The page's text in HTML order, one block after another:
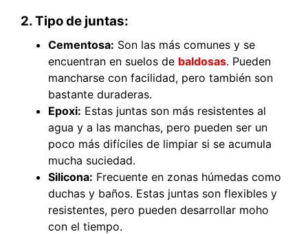
2. Tipo de juntas:
Cementosa: Son las más comunes y se
encuentran en suelos de baldosas. Pueden
mancharse con facilidad, pero también son
bastante duraderas.
Epoxi: Estas juntas son más resistentes al
agua y a las manchas, pero pueden ser un
poco más difíciles de limpiar si se acumula
mucha suciedad.
Silicona: Frecuente en zonas húmedas como
duchas y baños. Estas juntas son flexibles y
resistentes, pero pueden desarrollar moho
con el tiempo.